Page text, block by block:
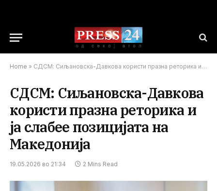
Home » СДСМ: Сиљановска-Давкова користи празна реторика и ја слабее позицијата на Македонија
СДСМ: Сиљановска-Давкова
користи празна реторика и
ја слабее позицијата на
Македонија
19.05.2026 во 21:34 2 Mins Read